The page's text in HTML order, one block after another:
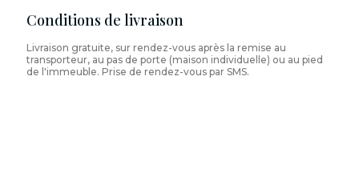
Conditions de livraison
Livraison gratuite, sur rendez-vous après la remise au
transporteur, au pas de porte (maison individuelle) ou au pied
de l'immeuble. Prise de rendez-vous par SMS.